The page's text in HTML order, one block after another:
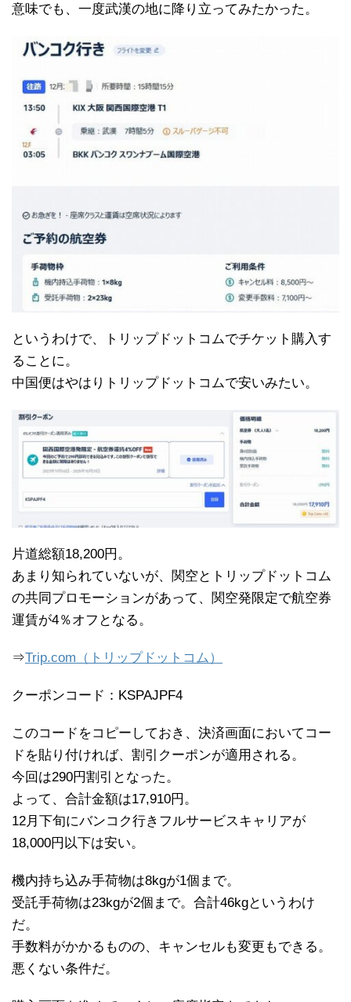
意味でも、一度武漢の地に降り立ってみたかった。
というわけで、トリップドットコムでチケット購入す
ることに。
中国便はやはりトリップドットコムで安いみたい。
片道総額18,200円。
あまり知られていないが、関空とトリップドットコム
の共同プロモーションがあって、関空発限定で航空券
運賃が4％オフとなる。
⇒Trip.com（トリップドットコム）
クーポンコード：KSPAJPF4
このコードをコピーしておき、決済画面においてコー
ドを貼り付ければ、割引クーポンが適用される。
今回は290円割引となった。
よって、合計金額は17,910円。
12月下旬にバンコク行きフルサービスキャリアが
18,000円以下は安い。
機内持ち込み手荷物は8kgが1個まで。
受託手荷物は23kgが2個まで。合計46kgというわけ
だ。
手数料がかかるものの、キャンセルも変更もできる。
悪くない条件だ。